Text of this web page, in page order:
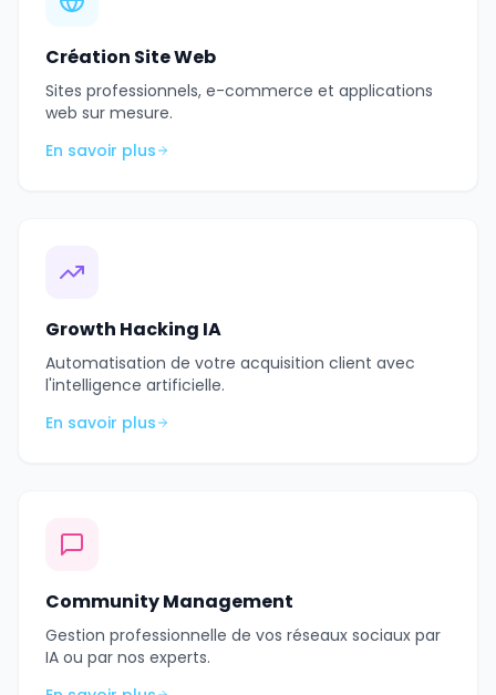
Création Site Web
Sites professionnels, e-commerce et applications
web sur mesure.
En savoir plus
Growth Hacking IA
Automatisation de votre acquisition client avec
l'intelligence artificielle.
En savoir plus
Community Management
Gestion professionnelle de vos réseaux sociaux par
IA ou par nos experts.